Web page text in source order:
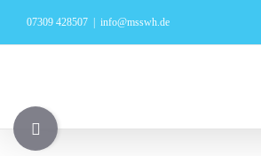
Inhalt
07309 428507 info@msswh.de
Toggle
Sliding